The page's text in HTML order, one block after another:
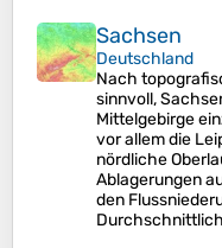
Sachsen
Deutschland
Nach
sinnvoll,
Mittelgebirge
vor allem die
nördliche
Ablagerungen
den